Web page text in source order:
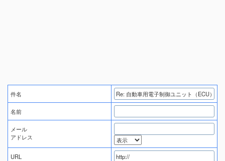
件名
名前
メール
アドレス
URL